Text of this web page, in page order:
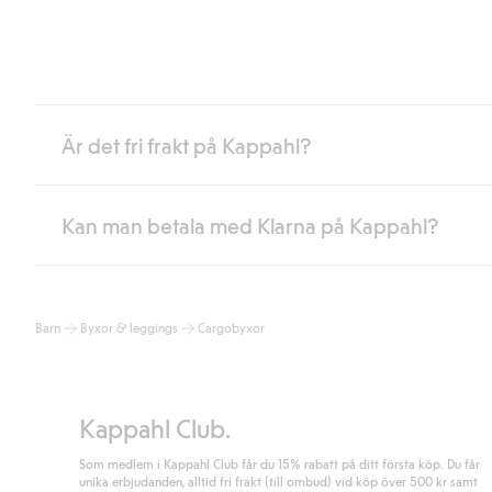
Är det fri frakt på Kappahl?
Är du medlem i Kappahl Club har du alltid gratis frakt till butik
Läs mer
Kan man betala med Klarna på Kappahl?
klicka på "Slutför köp" godkänner du Kappahls allmänna villkor.
Barn Byxor & leggings Cargobyxor
Kappahl Club.
Som medlem i Kappahl Club får du 15% rabatt på ditt första köp. Du får
unika erbjudanden, alltid fri frakt (till ombud) vid köp över 500 kr samt